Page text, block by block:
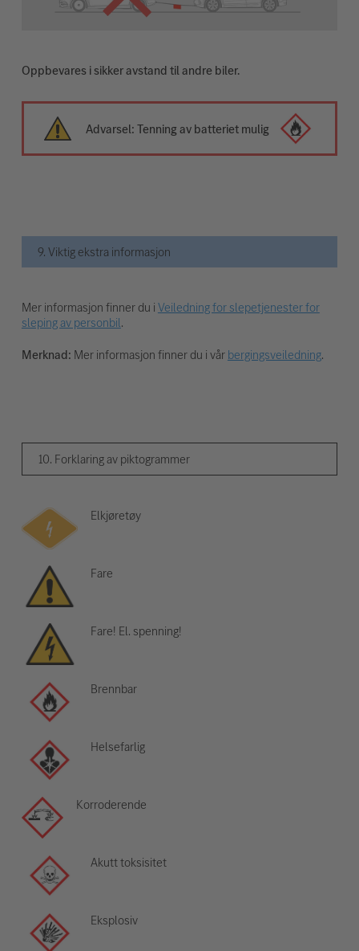
Oppbevares i sikker avstand til andre biler.
Advarsel: Tenning av batteriet mulig
9. Viktig ekstra informasjon
Mer informasjon finner du iVeiledning for slepetjenester for
sleping av personbil.
Merknad: Mer informasjon finner du i vårbergingsveiledning.
10. Forklaring av piktogrammer
Elkjøretøy
Fare
Fare! El. spenning!
Brennbar
Helsefarlig
Korroderende
Akutt toksisitet
Eksplosiv